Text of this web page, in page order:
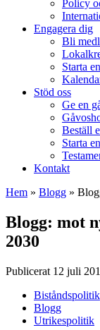
Policy
Engagera dig
Bli
Starta
Stöd oss
Ge en
Beställ
Starta
Kontakt
Hem » Blogg »
Blogg: mot
2030
Publicerat 12 juli
Biståndspolitik
Blogg
Utrikespolitik